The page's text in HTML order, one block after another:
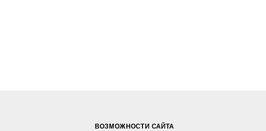
ВОЗМОЖНОСТИ САЙТА